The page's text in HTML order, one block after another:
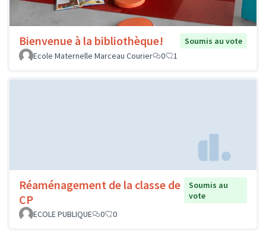
Bienvenue à la bibliothèque!
Soumis au vote
Ecole Maternelle Marceau Courier
0 1
Réaménagement de la classe de
CP
Soumis au
vote
ECOLE PUBLIQUE
0 0